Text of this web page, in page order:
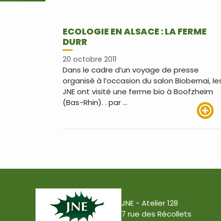
ECOLOGIE EN ALSACE : LA FERME
DURR
20 octobre 2011
Dans le cadre d’un voyage de presse
organisé à l’occasion du salon Biobernai,
JNE ont visité une ferme bio à Boofzheim
(Bas-Rhin). . par …
JNE - Atelier 128
7 rue des Récollets